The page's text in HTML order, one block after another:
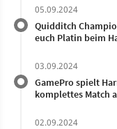
05.09.2024
Quidditch
euch Platin beim
03.09.2024
GamePro spielt
komplettes Match
02.09.2024